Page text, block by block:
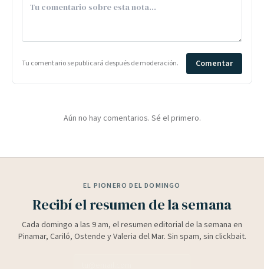
Tu comentario se publicará después de moderación. Comentar
Aún no hay comentarios. Sé el primero.
EL PIONERO DEL DOMINGO
Recibí el resumen de la semana
Cada domingo a las 9 am, el resumen editorial de la semana en
Pinamar, Cariló, Ostende y Valeria del Mar. Sin spam, sin clickbait.